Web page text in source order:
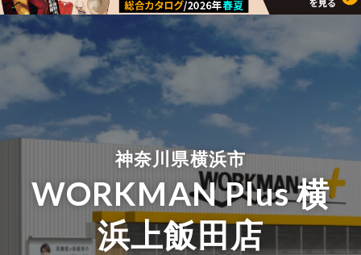
神奈川県横浜市
WORKMAN Plus 横
浜上飯田店